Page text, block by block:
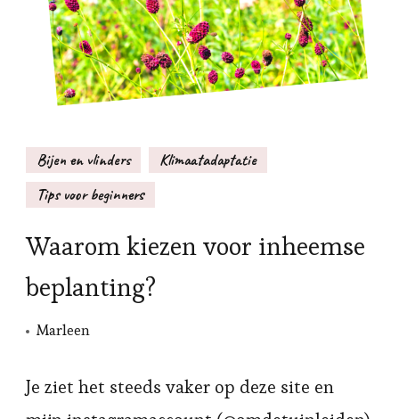
Bijen en vlinders
Klimaatadaptatie
Tips voor beginners
Waarom kiezen voor inheemse
beplanting?
Marleen
Je ziet het steeds vaker op deze site en